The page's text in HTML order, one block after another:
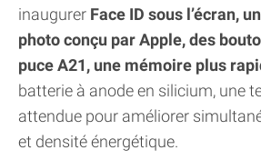
inaugurer Face ID sous l’écran,
photo conçu par Apple, des
puce A21, une mémoire plus
batterie à anode en silicium, une
attendue pour améliorer
et densité énergétique.